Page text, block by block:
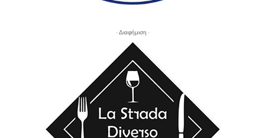
- Διαφήμιση -